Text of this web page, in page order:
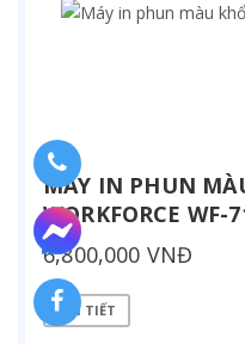
MÁY IN PHUN
WORKFORCE WF-
6,800,000 VNĐ
CHI TIẾT